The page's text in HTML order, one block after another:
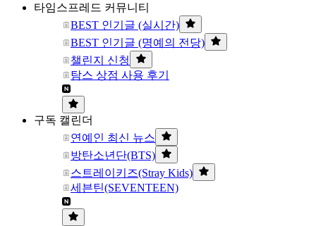
타임스프레드 커뮤니티
BEST 인기글 (실시간)
BEST 인기글 (명예의 전당)
챌린지 신청
탐스 상점 사용 후기
구독 캘린더
연예인 최신 뉴스
방탄소년단(BTS)
스트레이키즈(Stray Kids)
세븐틴(SEVENTEEN)